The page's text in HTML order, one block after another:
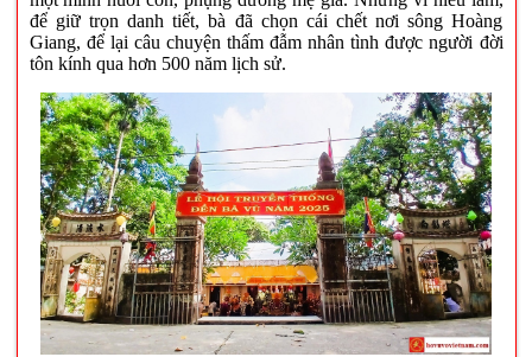
để giữ trọn danh tiết, bà đã chọn cái chết nơi sông Hoàng
Giang, để lại câu chuyện thấm đẫm nhân tình được người đời
tôn kính qua hơn 500 năm lịch sử.